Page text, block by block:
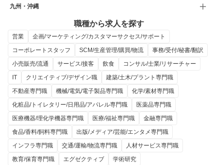
九州・沖縄
職種から求人を探す
営業
企画/マーケティング/カスタマーサクセス/サポート
コーポレートスタッフ
SCM/生産管理/購買/物流
事務/受付/秘書/翻訳
小売販売/流通
サービス/接客 飲食
コンサル/士業/リサーチャー
IT
クリエイティブ/デザイン職
建築/土木/プラント専門職
不動産専門職
機械/電気/電子製品専門職
化学/素材専門職
化粧品/トイレタリー/日用品/アパレル専門職
医薬品専門職
医療機器/理化学機器専門職
医療/福祉専門職
金融専門職
食品/香料/飼料専門職
出版/メディア/芸能/エンタメ専門職
インフラ専門職
交通/運輸/物流専門職
人材サービス専門職
教育/保育専門職
エグゼクティブ
学術研究